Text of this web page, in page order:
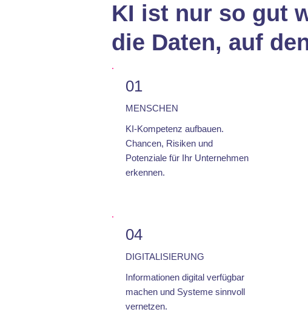
KI ist nur so gut
die Daten, auf
01
MENSCHEN
KI-Kompetenz aufbauen.
Chancen, Risiken und
Potenziale für Ihr Unternehmen
erkennen.
04
DIGITALISIERUNG
Informationen digital verfügbar
machen und Systeme sinnvoll
vernetzen.